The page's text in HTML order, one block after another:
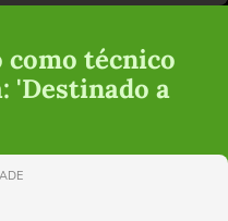
como técnico
'Destinado a